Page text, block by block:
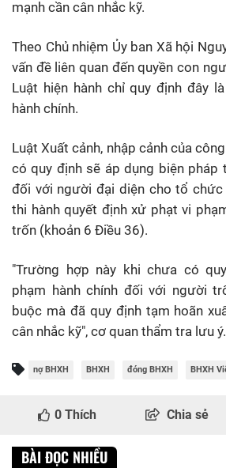
mạnh cần cân nhắc kỹ.
Theo Chủ nhiệm Ủy ban Xã hội
vấn đề liên quan đến quyền con
Luật hiện hành chỉ quy định đây
hành chính.
Luật Xuất cảnh, nhập cảnh của
có quy định sẽ áp dụng biện pháp
đối với người đại diện cho tổ
thi hành quyết định xử phạt vi
trốn (khoản 6 Điều 36).
"Trường hợp này khi chưa có
phạm hành chính đối với người
buộc mà đã quy định tạm hoãn
cân nhắc kỹ", cơ quan thẩm tra lưu ý.
nợ BHXH BHXH đóng BHXH BHXH
0 Thích Chia sẻ
BÀI ĐỌC NHIỀU